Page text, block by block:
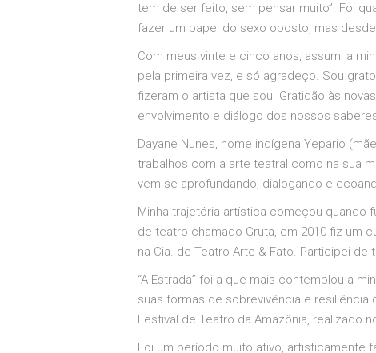
tem de ser feito, sem pensar muito”. Foi
fazer um papel do sexo oposto, mas
Com meus vinte e cinco anos, assumi a
pela primeira vez, e só agradeço. Sou
fizeram o artista que sou. Gratidão às
envolvimento e diálogo dos nossos
Dayane Nunes, nome indígena Yepario
trabalhos com a arte teatral como na sua
vem se aprofundando, dialogando e
Minha trajetória artística começou quando
de teatro chamado Gruta, em 2010 fiz um
na Cia. de Teatro Arte & Fato. Participei de
“A Estrada” foi a que mais contemplou a
suas formas de sobrevivência e
Festival de Teatro da Amazônia, realizado
Foi um período muito ativo, artisticamente